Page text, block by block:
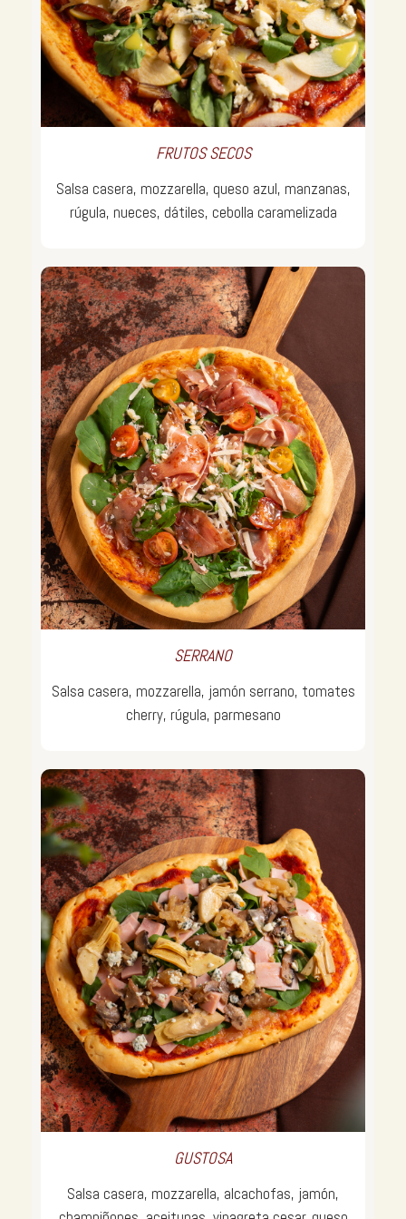
FRUTOS SECOS
Salsa casera, mozzarella, queso azul, manzanas,
rúgula, nueces, dátiles, cebolla caramelizada
SERRANO
Salsa casera, mozzarella, jamón serrano, tomates
cherry, rúgula, parmesano
GUSTOSA
Salsa casera, mozzarella, alcachofas, jamón,